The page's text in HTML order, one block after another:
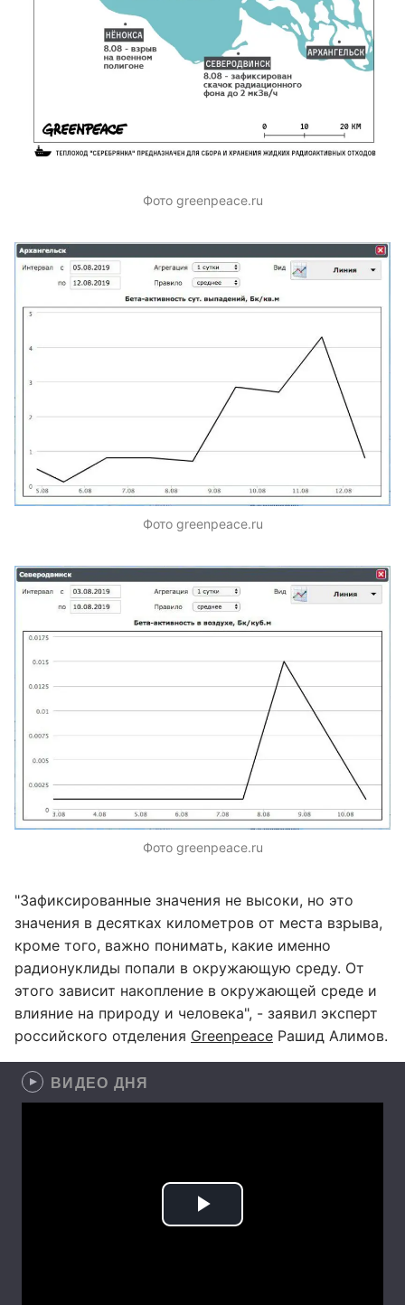
Фото greenpeace.ru
Фото greenpeace.ru
Фото greenpeace.ru
"Зафиксированные значения не высоки, но это
значения в десятках километров от места взрыва,
кроме того, важно понимать, какие именно
радионуклиды попали в окружающую среду. От
этого зависит накопление в окружающей среде и
влияние на природу и человека", - заявил эксперт
российского отделения Greenpeace Рашид Алимов.
ВИДЕО ДНЯ